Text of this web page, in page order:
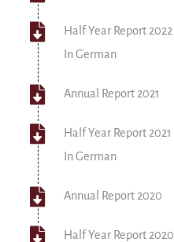
Half Year Report 2022
In German
Annual Report 2021
Half Year Report 2021
In German
Annual Report 2020
Half Year Report 2020